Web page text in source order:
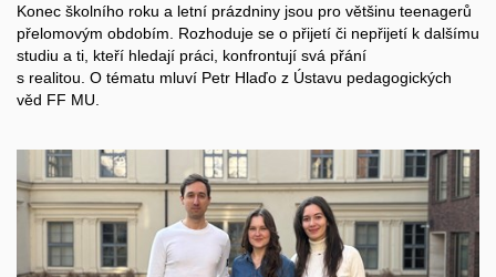
Konec školního roku a letní prázdniny jsou pro většinu teenagerů
přelomovým obdobím. Rozhoduje se o přijetí či nepřijetí k dalšímu
studiu a ti, kteří hledají práci, konfrontují svá přání
s realitou. O tématu mluví Petr Hlaďo z Ústavu pedagogických
věd FF MU.